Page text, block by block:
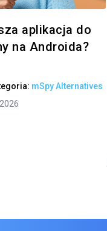
aplikacja do
na Androida?
mSpy Alternatives